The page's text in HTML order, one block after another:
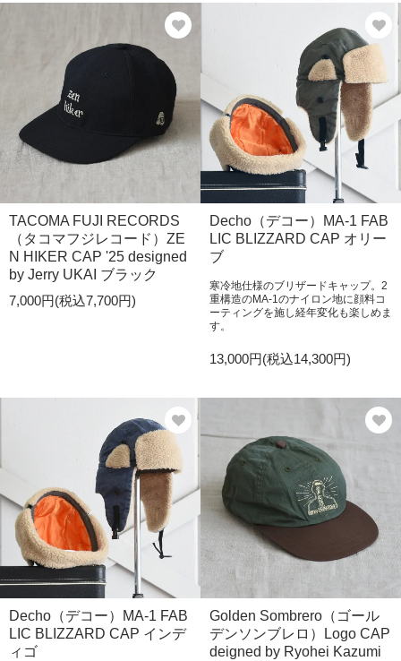
TACOMA FUJI RECORDS
（タコマフジレコード）ZE
N HIKER CAP '25 designed
by Jerry UKAI ブラック
7,000円(税込7,700円)
Decho（デコー）MA-1 FAB
LIC BLIZZARD CAP オリー
ブ
寒冷地仕様のブリザードキャップ。2
重構造のMA-1のナイロン地に顔料コ
ーティングを施し経年変化も楽しめま
す。
13,000円(税込14,300円)
Decho（デコー）MA-1 FAB
LIC BLIZZARD CAP インデ
ィゴ
Golden Sombrero（ゴール
デンソンブレロ）Logo CAP
deigned by Ryohei Kazumi